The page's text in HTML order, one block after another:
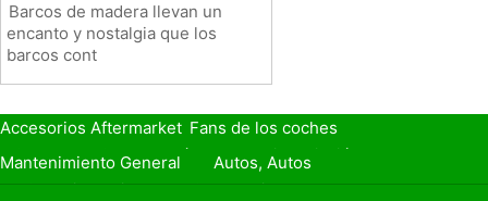
Barcos de madera llevan un
encanto y nostalgia que los
barcos cont
Accesorios Aftermarket Fans de los coches
Seguro de Coche
Préstamos y Financiación
Mantenimiento General
Autos, Autos
Seguridad Vial
Combustibles